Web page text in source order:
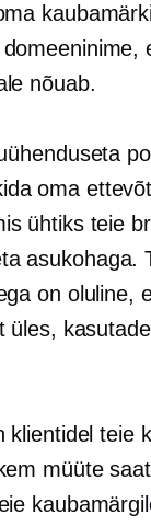
nõuab.
oma
ühtiks teie
asukohaga.
on oluline,
üles,
klientidel teie
müüte